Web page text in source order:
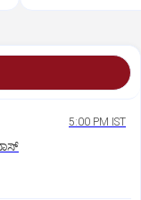
5:00 PM IST